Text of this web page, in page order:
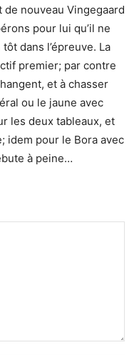
nouveau Vingegaard
pour lui qu’il ne
dans l’épreuve. La
premier; par contre
et à chasser
ou le jaune avec
les deux tableaux, et
idem pour le Bora avec
à peine…